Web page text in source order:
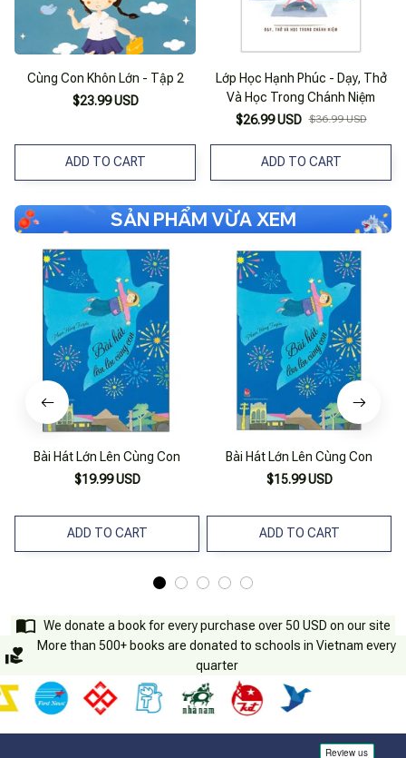
Cùng Con Khôn Lớn - Tập 2
$23.99 USD
ADD TO CART
Lớp Học Hạnh Phúc - Dạy, Thở
Và Học Trong Chánh Niệm
$26.99 USD $36.99 USD
ADD TO CART
SẢN PHẨM VỪA XEM
Bài Hát Lớn Lên Cùng Con
$19.99 USD
ADD TO CART
Bài Hát Lớn Lên Cùng Con
$15.99 USD
ADD TO CART
We donate a book for every purchase over 50 USD on our site
More than 500+ books are donated to schools in Vietnam every
quarter